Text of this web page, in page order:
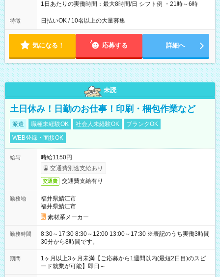
1日あたりの実働時間：最大8時間/日 シフト例 ・21時～6時
特徴 日払いOK / 10名以上の大量募集
気になる！ 応募する 詳細へ
未読
土日休み！日勤のお仕事！印刷・梱包作業など
派遣 職種未経験OK 社会人未経験OK
ブランクOK
WEB登録・面接OK
給与
時給1150円
交通費別途支給あり
交通費 交通費支給有り
勤務地
福井県鯖江市
福井県鯖江市
素材系メーカー
勤務時間
8:30～17:30 8:30～12:00 13:00～17:30 ※表記のうち実働3時間
30分から8時間です。
期間
1ヶ月以上3ヶ月未満【ご応募から1週間以内(最短2日目)のスピ
ード就業が可能】即日～